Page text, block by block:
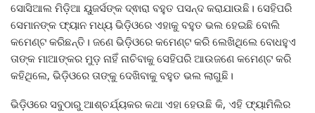
ସୋସିଆଲ ମିଡ଼ିଆ ୟୁଜର୍ସଙ୍କ ଦ୍ଵାରା ବହୁତ ପସନ୍ଦ କରାଯାଉଛି। ସେହିପରି
ସେମାନଙ୍କ ଫ୍ୟାନ ମଧ୍ୟ ଭିଡ଼ିଓରେ ଏହାକୁ ବହୁତ ଭଲ ହେଇଛି ବୋଲି
କମେଣ୍ଟ କରିଛନ୍ତି। ଜଣେ ଭିଡ଼ିଓରେ କମେଣ୍ଟ କରି ଲେଖିଥିଲେ ବୋଧହୁଏ
ତାଙ୍କ ମାଆଙ୍କର ମୁଡ଼ ନାହିଁ ନାଚିବାକୁ ସେହିପରି ଆଉଜଣେ କମେଣ୍ଟ କରି
କହିଥିଲେ, ଭିଡ଼ିଓରେ ତାଙ୍କୁ ଦେଖିବାକୁ ବହୁତ ଭଲ ଲାଗୁଛି।
ଭିଡ଼ିଓରେ ସବୁଠାରୁ ଆଶ୍ଚର୍ଯ୍ୟକର କଥା ଏହା ହେଉଛି କି, ଏହି ଫ୍ୟାମିଲିର